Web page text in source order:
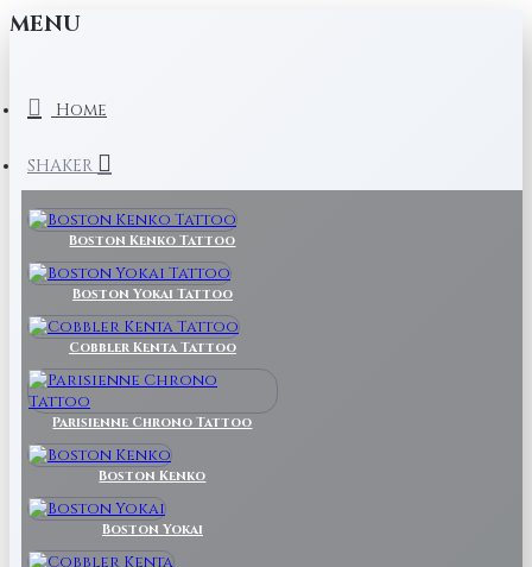
MENU
Home
SHAKER
Boston Kenko Tattoo
Boston Yokai Tattoo
Cobbler Kenta Tattoo
Parisienne Chrono Tattoo
Boston Kenko
Boston Yokai